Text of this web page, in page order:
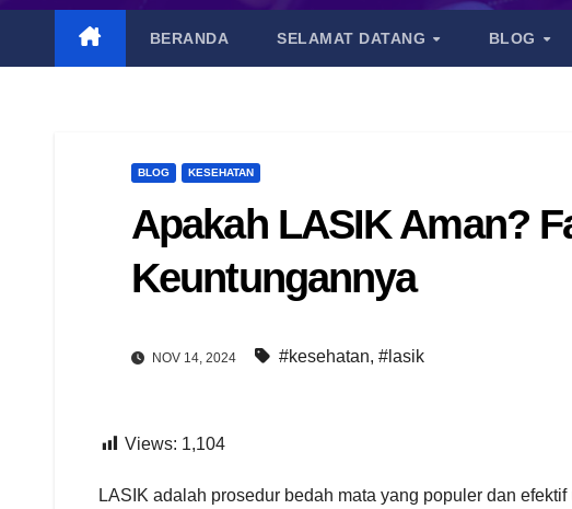
BERANDA SELAMAT DATANG BLOG
BLOG KESEHATAN
Apakah LASIK Aman?
Keuntungannya
NOV 14, 2024 #kesehatan, #lasik
Views: 1,104
LASIK adalah prosedur bedah mata yang populer dan